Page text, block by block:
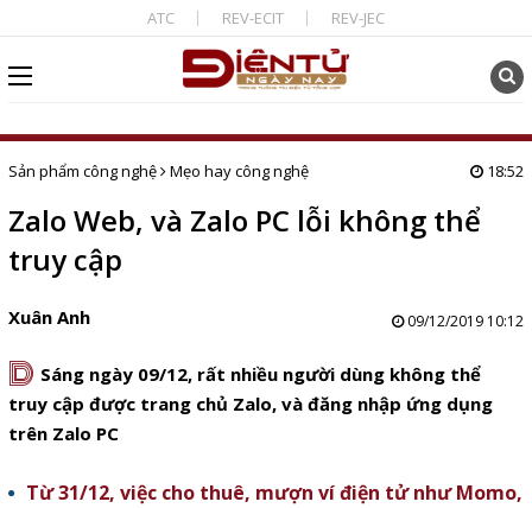
ATC REV-ECIT REV-JEC
Sản phẩm công nghệ Mẹo hay công nghệ 18:52
Zalo Web, và Zalo PC lỗi không thể
truy cập
Xuân Anh 09/12/2019 10:12
D Sáng ngày 09/12, rất nhiều người dùng không thể
truy cập được trang chủ Zalo, và đăng nhập ứng dụng
trên Zalo PC
Từ 31/12, việc cho thuê, mượn ví điện tử như Momo,